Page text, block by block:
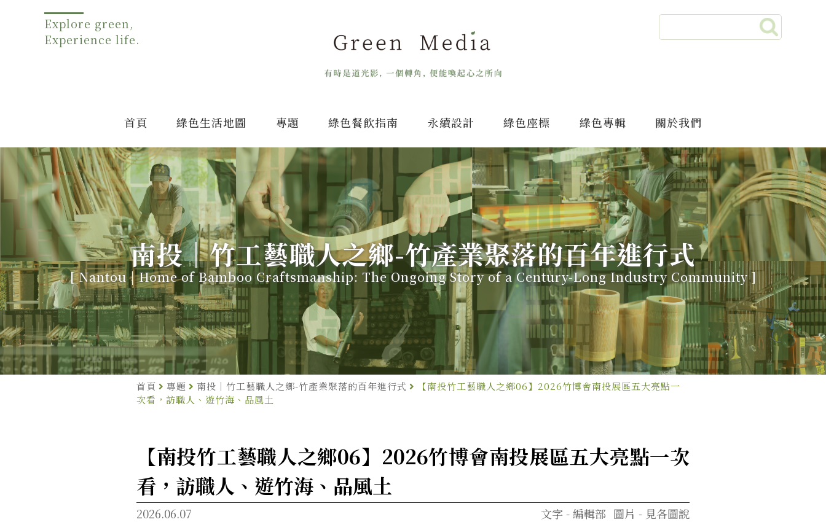
Explore green,
Experience life.
首頁 綠色生活地圖 專題 綠色餐飲指南 永續設計 綠色座標 綠色專輯 關於我們
南投｜竹工藝職人之鄉-竹產業聚落的百年進行式
[ Nantou | Home of Bamboo Craftsmanship: The Ongoing Story of a Century-Long Industry Community ]
首頁 專題 南投｜竹工藝職人之鄉-竹產業聚落的百年進行式
【南投竹工藝職人之鄉06】2026竹博會南投展區五大亮點一
次看，訪職人、遊竹海、品風土
【南投竹工藝職人之鄉06】2026竹博會南投展區五大亮點一次
看，訪職人、遊竹海、品風土
2026.06.07 圖片 - 見各圖說
文字 - 編輯部